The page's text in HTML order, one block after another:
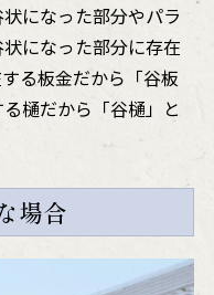
になった部分やパラ
になった部分に存在
る板金だから「谷板
樋だから「谷樋」と
場合